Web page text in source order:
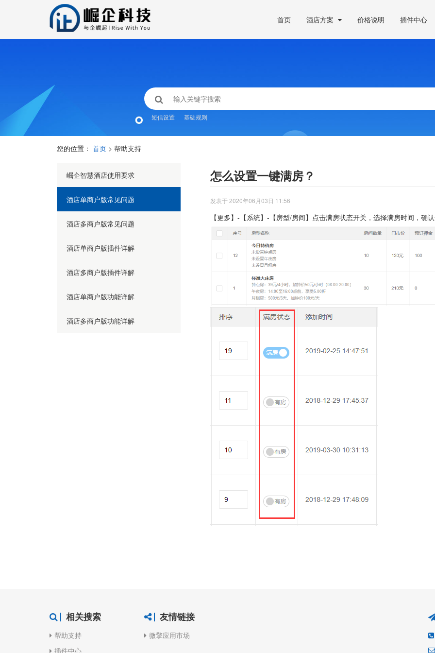
首页 酒店方案 价格说明 插件中心
短信设置 基础规则
您的位置： 首页 > 帮助支持
崛企智慧酒店使用要求
酒店单商户版常见问题
酒店多商户版常见问题
酒店单商户版插件详解
酒店多商户版插件详解
酒店单商户版功能详解
酒店多商户版功能详解
怎么设置一键满房？
发表于 2020年06月03日 11:56
【更多】-【系统】-【房型/房间】点击满房状态开关，选择满房时间，确
相关搜索
帮助支持
插件中心
友情链接
微擎应用市场